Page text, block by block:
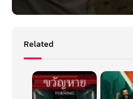
Related